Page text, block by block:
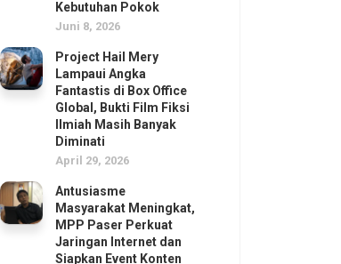
Kebutuhan Pokok
Juni 8, 2026
Project Hail Mery
Lampaui Angka
Fantastis di Box Office
Global, Bukti Film Fiksi
Ilmiah Masih Banyak
Diminati
April 29, 2026
Antusiasme
Masyarakat Meningkat,
MPP Paser Perkuat
Jaringan Internet dan
Siapkan Event Konten